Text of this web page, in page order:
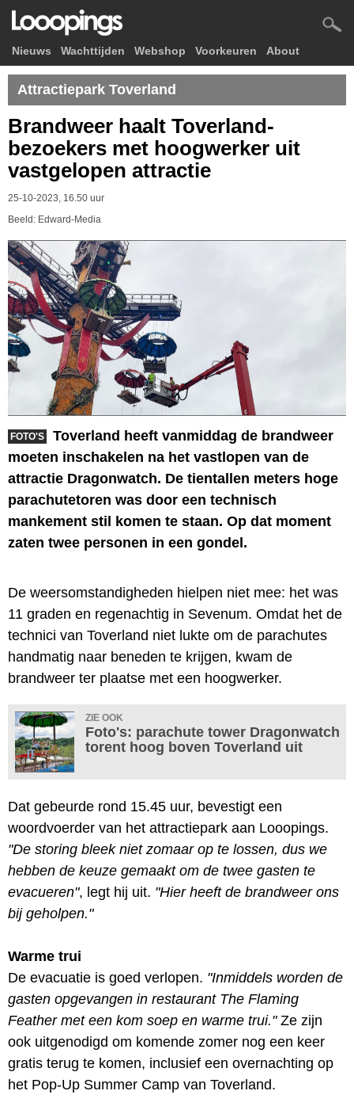
Nieuws Wachttijden Webshop Voorkeuren About
Attractiepark Toverland
Brandweer haalt Toverland-
bezoekers met hoogwerker uit
vastgelopen attractie
25-10-2023, 16.50 uur
Beeld: Edward-Media
FOTO'S
Toverland heeft vanmiddag de brandweer
moeten inschakelen na het vastlopen van de
attractie Dragonwatch. De tientallen meters hoge
parachutetoren was door een technisch
mankement stil komen te staan. Op dat moment
zaten twee personen in een gondel.
De weersomstandigheden hielpen niet mee: het was
11 graden en regenachtig in Sevenum. Omdat het de
technici van Toverland niet lukte om de parachutes
handmatig naar beneden te krijgen, kwam de
brandweer ter plaatse met een hoogwerker.
ZIE OOK
Foto's: parachute tower Dragonwatch
torent hoog boven Toverland uit
Dat gebeurde rond 15.45 uur, bevestigt een
woordvoerder van het attractiepark aan Looopings.
"De storing bleek niet zomaar op te lossen, dus we
hebben de keuze gemaakt om de twee gasten te
evacueren", legt hij uit. "Hier heeft de brandweer ons
bij geholpen."
Warme trui
De evacuatie is goed verlopen. "Inmiddels worden de
gasten opgevangen in restaurant The Flaming
Feather met een kom soep en warme trui."Ze zijn
ook uitgenodigd om komende zomer nog een keer
gratis terug te komen, inclusief een overnachting op
het Pop-Up Summer Camp van Toverland.